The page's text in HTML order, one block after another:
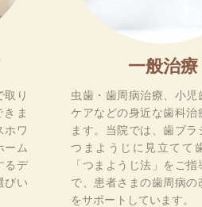
取り
ま
ホワ
ーム
るデ
びい
一般治療
虫歯・歯周病治療、小児
ケアなどの身近な歯科治
ます。当院では、歯ブラ
つまようじに見立てて
「つまようじ法」をご指
で、患者さまの歯周病の
をサポートしています。